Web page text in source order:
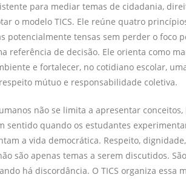
para mediar temas de cidadania,
o modelo TICS. Ele reúne quatro
potencialmente tensas sem perder o foco
referência de decisão. Ele orienta como
e fortalecer, no cotidiano escolar,
mútuo e responsabilidade coletiva.
não se limita a apresentar conceitos,
sentido quando os estudantes
a vida democrática. Respeito,
são apenas temas a serem discutidos.
há discordância. O TICS organiza essa